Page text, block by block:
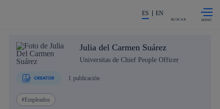
La acción en accionistas e
ES EN
BUSCAR
Julia del Carmen Suárez
Universitas de Chief People Officer
1 publicación
Empleados